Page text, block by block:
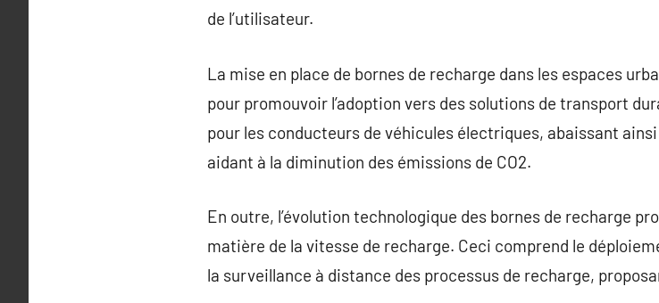
de l’utilisateur.
La mise en place de bornes de recharge dans les espaces
pour promouvoir l’adoption vers des solutions de transport
pour les conducteurs de véhicules électriques, abaissant
aidant à la diminution des émissions de CO2.
En outre, l’évolution technologique des bornes de recharge
matière de la vitesse de recharge. Ceci comprend le
la surveillance à distance des processus de recharge,